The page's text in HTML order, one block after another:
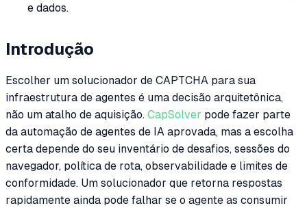
e dados.
Introdução
Escolher um solucionador de CAPTCHA para sua
infraestrutura de agentes é uma decisão arquitetônica,
não um atalho de aquisição. CapSolver pode fazer parte
da automação de agentes de IA aprovada, mas a escolha
certa depende do seu inventário de desafios, sessões do
navegador, política de rota, observabilidade e limites de
conformidade. Um solucionador que retorna respostas
rapidamente ainda pode falhar se o agente as consumir